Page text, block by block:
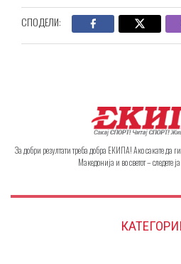
СПОДЕЛИ:
За добри резултати треба добра ЕКИПА! Ако сакате да ги
Македонија и во светот – следете